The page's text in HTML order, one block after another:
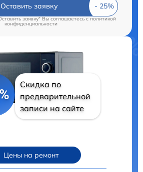
Оставить заявку
заявку" Вы соглашаетесь cполитикой
конфиденциальности
Скидка по
предварительной
записи на сайте
Цены на ремонт